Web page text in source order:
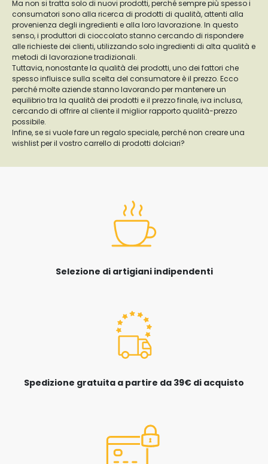
Ma non si tratta solo di nuovi prodotti, perché sempre più spesso i
consumatori sono alla ricerca di prodotti di qualità, attenti alla
provenienza degli ingredienti e alla loro lavorazione. In questo
senso, i produttori di cioccolato stanno cercando di rispondere
alle richieste dei clienti, utilizzando solo ingredienti di alta qualità e
metodi di lavorazione tradizionali.
Tuttavia, nonostante la qualità dei prodotti, uno dei fattori che
spesso influisce sulla scelta del consumatore è il prezzo. Ecco
perché molte aziende stanno lavorando per mantenere un
equilibrio tra la qualità dei prodotti e il prezzo finale, iva inclusa,
cercando di offrire al cliente il miglior rapporto qualità-prezzo
possibile.
Infine, se si vuole fare un regalo speciale, perché non creare una
wishlist per il vostro carrello di prodotti dolciari?
Selezione di artigiani indipendenti
Spedizione gratuita a partire da 39€ di acquisto